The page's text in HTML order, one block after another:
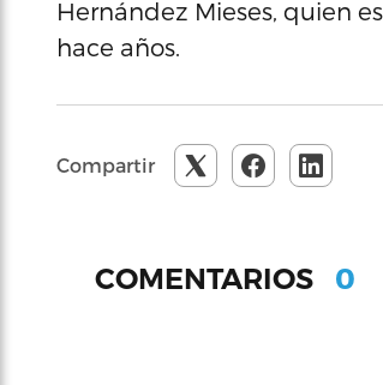
Hernández Mieses, quien
hace años.
Compartir
COMENTARIOS 0